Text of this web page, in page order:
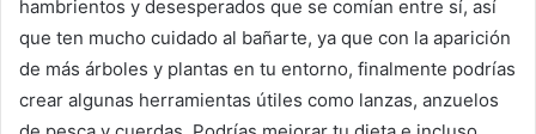
hambrientos y desesperados que se comían entre sí, así
que ten mucho cuidado al bañarte, ya que con la aparición
de más árboles y plantas en tu entorno, finalmente podrías
crear algunas herramientas útiles como lanzas, anzuelos